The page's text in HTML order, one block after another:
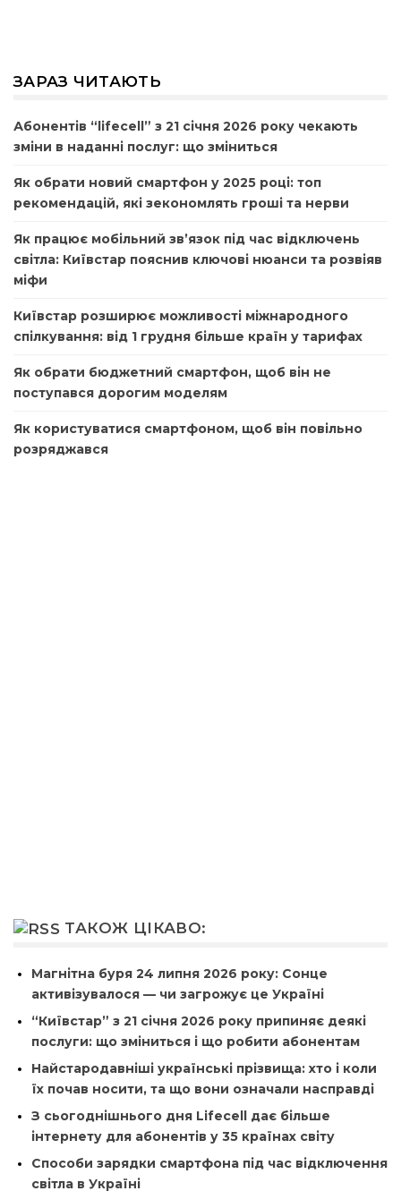
ЗАРАЗ ЧИТАЮТЬ
Абонентів “lifecell” з 21 січня 2026 року чекають
зміни в наданні послуг: що зміниться
Як обрати новий смартфон у 2025 році: топ
рекомендацій, які зекономлять гроші та нерви
Як працює мобільний зв’язок під час відключень
світла: Київстар пояснив ключові нюанси та розвіяв
міфи
Київстар розширює можливості міжнародного
спілкування: від 1 грудня більше країн у тарифах
Як обрати бюджетний смартфон, щоб він не
поступався дорогим моделям
Як користуватися смартфоном, щоб він повільно
розряджався
ТАКОЖ ЦІКАВО:
Магнітна буря 24 липня 2026 року: Сонце
активізувалося — чи загрожує це Україні
“Київстар” з 21 січня 2026 року припиняє деякі
послуги: що зміниться і що робити абонентам
Найстародавніші українські прізвища: хто і коли
їх почав носити, та що вони означали насправді
З сьогоднішнього дня Lifecell дає більше
інтернету для абонентів у 35 країнах світу
Способи зарядки смартфона під час відключення
світла в Україні